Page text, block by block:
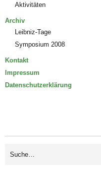
Aktivitäten
Archiv
Leibniz-Tage
Symposium 2008
Kontakt
Impressum
Datenschutzerklärung